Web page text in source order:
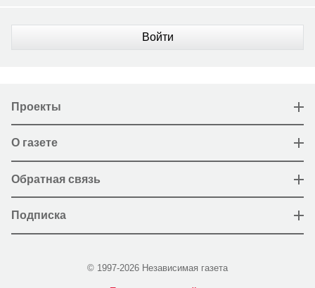
Войти
Проекты
О газете
Обратная связь
Подписка
© 1997-2026 Независимая газета